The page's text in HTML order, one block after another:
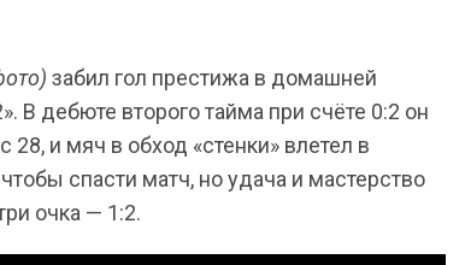
забил гол престижа в домашней
В дебюте второго тайма при счёте 0:2 он
и мяч в обход «стенки» влетел в
спасти матч, но удача и мастерство
очка — 1:2.